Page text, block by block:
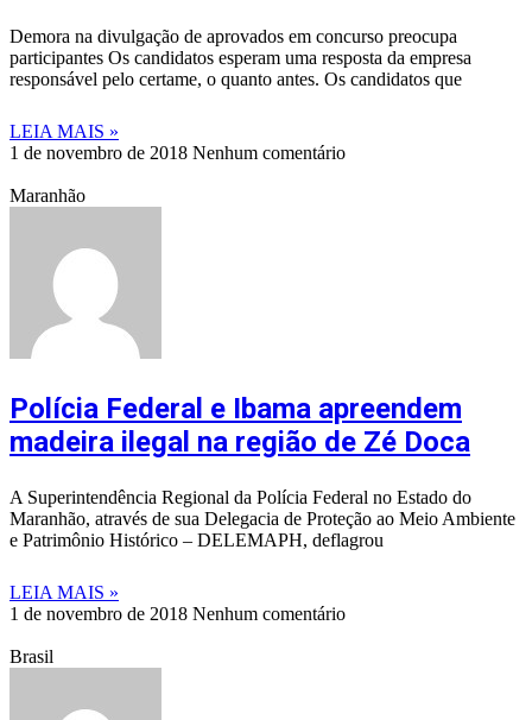
Demora na divulgação de aprovados em concurso preocupa
participantes Os candidatos esperam uma resposta da empresa
responsável pelo certame, o quanto antes. Os candidatos que
LEIA MAIS »
1 de novembro de 2018 Nenhum comentário
Maranhão
Polícia Federal e Ibama apreendem
madeira ilegal na região de Zé Doca
A Superintendência Regional da Polícia Federal no Estado do
Maranhão, através de sua Delegacia de Proteção ao Meio Ambiente
e Patrimônio Histórico – DELEMAPH, deflagrou
LEIA MAIS »
1 de novembro de 2018 Nenhum comentário
Brasil